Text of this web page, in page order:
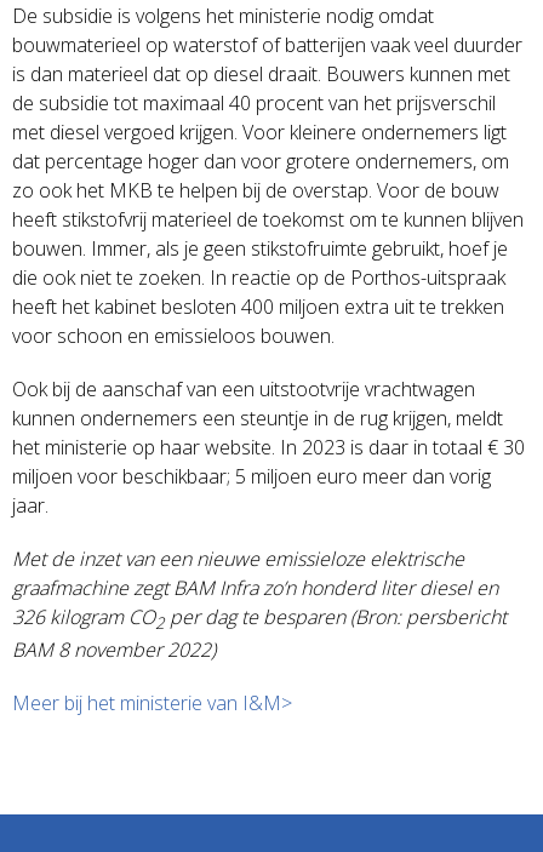
De subsidie is volgens het ministerie nodig omdat
bouwmaterieel op waterstof of batterijen vaak veel duurder
is dan materieel dat op diesel draait. Bouwers kunnen met
de subsidie tot maximaal 40 procent van het prijsverschil
met diesel vergoed krijgen. Voor kleinere ondernemers ligt
dat percentage hoger dan voor grotere ondernemers, om
zo ook het MKB te helpen bij de overstap. Voor de bouw
heeft stikstofvrij materieel de toekomst om te kunnen blijven
bouwen. Immer, als je geen stikstofruimte gebruikt, hoef je
die ook niet te zoeken. In reactie op de Porthos-uitspraak
heeft het kabinet besloten 400 miljoen extra uit te trekken
voor schoon en emissieloos bouwen.
Ook bij de aanschaf van een uitstootvrije vrachtwagen
kunnen ondernemers een steuntje in de rug krijgen, meldt
het ministerie op haar website. In 2023 is daar in totaal € 30
miljoen voor beschikbaar; 5 miljoen euro meer dan vorig
jaar.
Met de inzet van een nieuwe emissieloze elektrische
graafmachine zegt BAM Infra zo’n honderd liter diesel en
326 kilogram CO2per dag te besparen (Bron: persbericht
BAM 8 november 2022)
Meer bij het ministerie van I&M>